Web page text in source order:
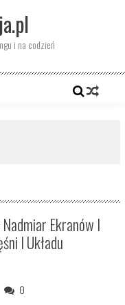
i na codzień
Ekranów I
I Układu
0